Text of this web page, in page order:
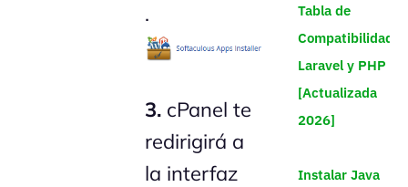
.
3. cPanel te
redirigirá a
la interfaz
Tabla de
Compatibilidad
Laravel y PHP
[Actualizada
2026]
Instalar Java